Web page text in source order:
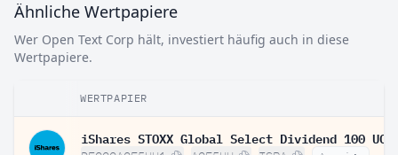
Ähnliche Wertpapiere
Wer Open Text Corp hält, investiert häufig auch in diese
Wertpapiere.
WERTPAPIER